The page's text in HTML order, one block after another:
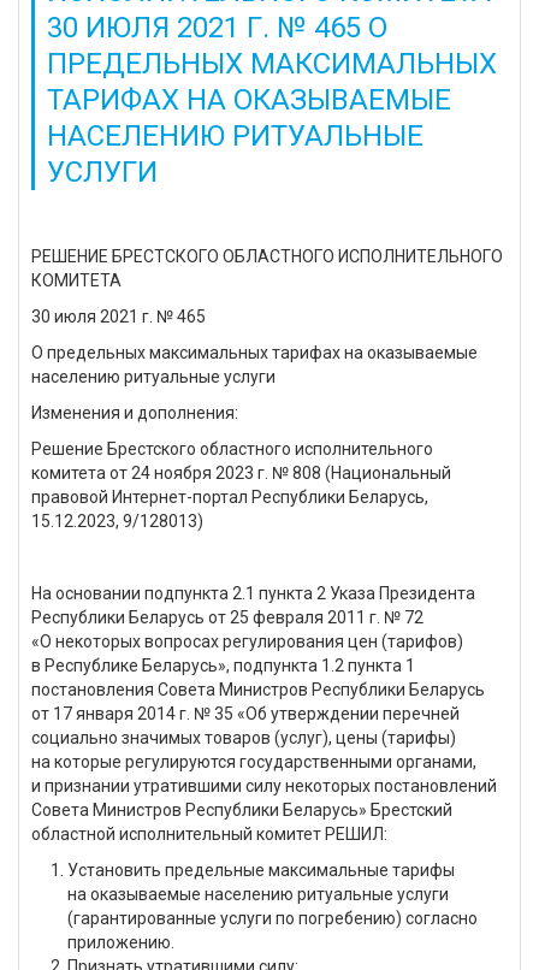
30 ИЮЛЯ 2021 Г. № 465 О
ПРЕДЕЛЬНЫХ МАКСИМАЛЬНЫХ
ТАРИФАХ НА ОКАЗЫВАЕМЫЕ
НАСЕЛЕНИЮ РИТУАЛЬНЫЕ
УСЛУГИ
РЕШЕНИЕ БРЕСТСКОГО ОБЛАСТНОГО ИСПОЛНИТЕЛЬНОГО
КОМИТЕТА
30 июля 2021 г. № 465
О предельных максимальных тарифах на оказываемые
населению ритуальные услуги
Изменения и дополнения:
Решение Брестского областного исполнительного
комитета от 24 ноября 2023 г. № 808 (Национальный
правовой Интернет-портал Республики Беларусь,
15.12.2023, 9/128013)
На основании подпункта 2.1 пункта 2 Указа Президента
Республики Беларусь от 25 февраля 2011 г. № 72
«О некоторых вопросах регулирования цен (тарифов)
в Республике Беларусь», подпункта 1.2 пункта 1
постановления Совета Министров Республики Беларусь
от 17 января 2014 г. № 35 «Об утверждении перечней
социально значимых товаров (услуг), цены (тарифы)
на которые регулируются государственными органами,
и признании утратившими силу некоторых постановлений
Совета Министров Республики Беларусь» Брестский
областной исполнительный комитет РЕШИЛ:
Установить предельные максимальные тарифы
на оказываемые населению ритуальные услуги
(гарантированные услуги по погребению) согласно
приложению.